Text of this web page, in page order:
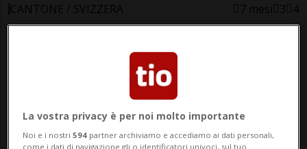
CANTONE / SVIZZERA 7 mesi 3 4
"Avatar" domina ovunque, ma
La vostra privacy è per noi molto importante
Noi e i nostri594 partner archiviamo e accediamo ai dati personali,
come i dati di navigazione gli o identificatori univoci, sul tuo